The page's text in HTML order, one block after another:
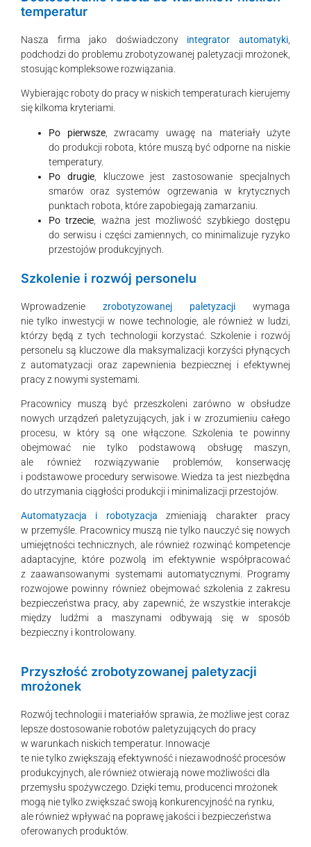
temperatur
Nasza firma jako doświadczony integrator automatyki
podchodzi do problemu zrobotyzowanej paletyzacji mrożonek,
stosując kompleksowe rozwiązania.
Wybierając roboty do pracy w niskich temperaturach kierujemy
się kilkoma kryteriami.
Po pierwsze, zwracamy uwagę na materiały użyte
do produkcji robota, które muszą być odporne na niskie
temperatury.
Po drugie, kluczowe jest zastosowanie specjalnych
smarów oraz systemów ogrzewania w krytycznych
punktach robota, które zapobiegają zamarzaniu.
Po trzecie , ważna jest możliwość szybkiego dostępu
do serwisu i części zamiennych, co minimalizuje ryzyko
przestojów produkcyjnych.
Szkolenie i rozwój personelu
Wprowadzenie zrobotyzowanej paletyzacji wymaga
nie tylko inwestycji w nowe technologie, ale również w ludzi,
którzy będą z tych technologii korzystać. Szkolenie i rozwój
personelu są kluczowe dla maksymalizacji korzyści płynących
z automatyzacji oraz zapewnienia bezpiecznej i efektywnej
pracy z nowymi systemami.
Pracownicy muszą być przeszkoleni zarówno w obsłudze
nowych urządzeń paletyzujących, jak i w zrozumieniu całego
procesu, w który są one włączone. Szkolenia te powinny
obejmować nie tylko podstawową obsługę maszyn,
ale również rozwiązywanie problemów, konserwację
i podstawowe procedury serwisowe. Wiedza ta jest niezbędna
do utrzymania ciągłości produkcji i minimalizacji przestojów.
Automatyzacja i robotyzacja zmieniają charakter pracy
w przemyśle. Pracownicy muszą nie tylko nauczyć się nowych
umiejętności technicznych, ale również rozwinąć kompetencje
adaptacyjne, które pozwolą im efektywnie współpracować
z zaawansowanymi systemami automatycznymi. Programy
rozwojowe powinny również obejmować szkolenia z zakresu
bezpieczeństwa pracy, aby zapewnić, że wszystkie interakcje
między ludźmi a maszynami odbywają się w sposób
bezpieczny i kontrolowany.
Przyszłość zrobotyzowanej paletyzacji
mrożonek
Rozwój technologii i materiałów sprawia, że możliwe jest coraz
lepsze dostosowanie robotów paletyzujących do pracy
w warunkach niskich temperatur. Innowacje
te nie tylko zwiększają efektywność i niezawodność procesów
produkcyjnych, ale również otwierają nowe możliwości dla
przemysłu spożywczego. Dzięki temu, producenci mrożonek
mogą nie tylko zwiększać swoją konkurencyjność na rynku,
ale również wpływać na poprawę jakości i bezpieczeństwa
oferowanych produktów.